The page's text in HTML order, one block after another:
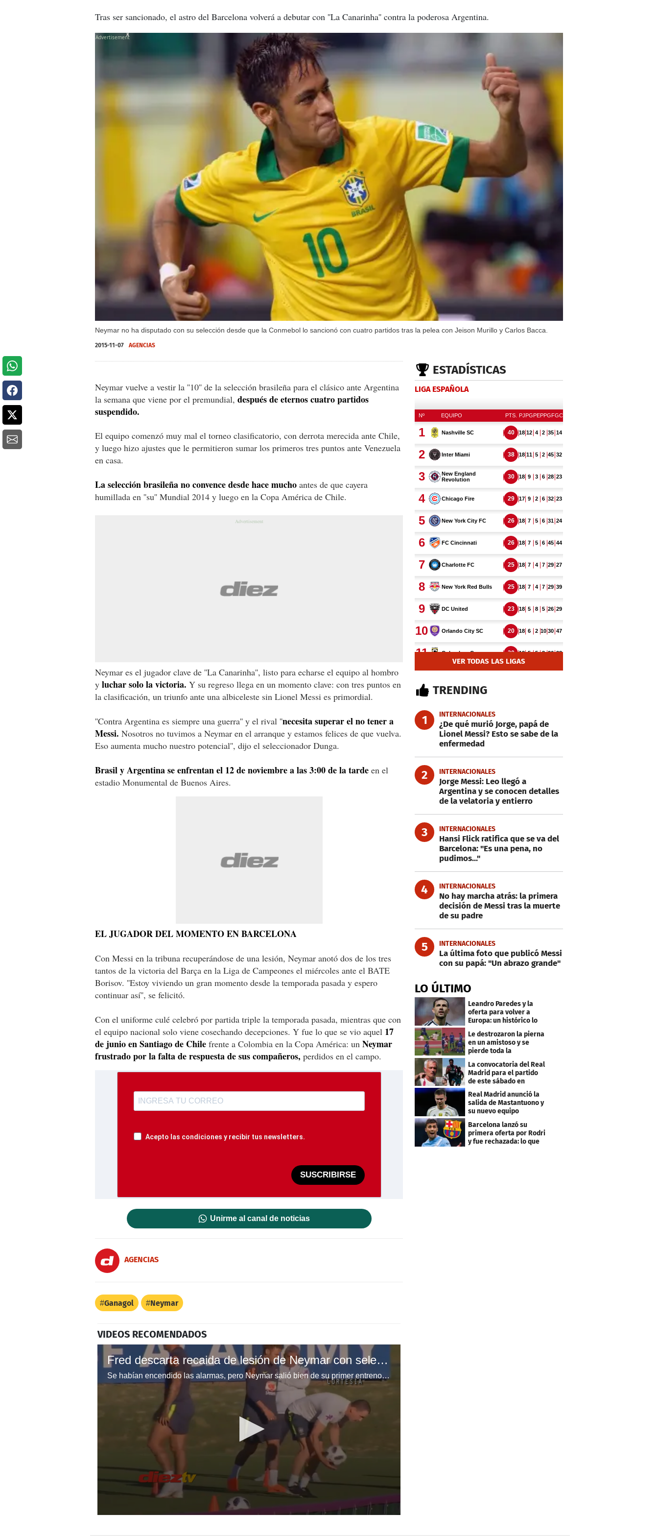
Tras ser sancionado, el astro del Barcelona volverá a debutar con ''La Canarinha'' contra la poderosa Argentina.
Neymar no ha disputado con su selección desde que la Conmebol lo sancionó con cuatro partidos tras la pelea con Jeison Murillo y Carlos Bacca.
X
2015-11-07 AGENCIAS
Neymar vuelve a vestir la ''10'' de la selección brasileña para el clásico ante Argentina
la semana que viene por el premundial, después de eternos cuatro partidos
suspendido.
El equipo comenzó muy mal el torneo clasificatorio, con derrota merecida ante Chile,
y luego hizo ajustes que le permitieron sumar los primeros tres puntos ante Venezuela
en casa.
La selección brasileña no convence desde hace mucho antes de que cayera
humillada en ''su'' Mundial 2014 y luego en la Copa América de Chile.
Neymar es el jugador clave de ''La Canarinha'', listo para echarse el equipo al hombro
y luchar solo la victoria. Y su regreso llega en un momento clave: con tres puntos en
la clasificación, un triunfo ante una albiceleste sin Lionel Messi es primordial.
''Contra Argentina es siempre una guerra'' y el rival ''necesita superar el no tener a
Messi. Nosotros no tuvimos a Neymar en el arranque y estamos felices de que vuelva.
Eso aumenta mucho nuestro potencial'', dijo el seleccionador Dunga.
Brasil y Argentina se enfrentan el 12 de noviembre a las 3:00 de la tarde en el
estadio Monumental de Buenos Aires.
EL JUGADOR DEL MOMENTO EN BARCELONA
Con Messi en la tribuna recuperándose de una lesión, Neymar anotó dos de los tres
tantos de la victoria del Barça en la Liga de Campeones el miércoles ante el BATE
Borisov. ''Estoy viviendo un gran momento desde la temporada pasada y espero
continuar así'', se felicitó.
Con el uniforme culé celebró por partida triple la temporada pasada, mientras que con
el equipo nacional solo viene cosechando decepciones. Y fue lo que se vio aquel 17
de junio en Santiago de Chile frente a Colombia en la Copa América: un Neymar
frustrado por la falta de respuesta de sus compañeros, perdidos en el campo.
Acepto las condiciones y recibir tus newsletters.
SUSCRIBIRSE
Unirme al canal de noticias
AGENCIAS
Ganagol Neymar
VIDEOS RECOMENDADOS
Fred descarta recaida de lesión de Neymar con selección de Brasil
Se habían encendido las alarmas, pero Neymar salió bien de su primer entreno con la selección de Brasil.
ESTADÍSTICAS
LIGA ESPAÑOLA
VER TODAS LAS LIGAS
TRENDING
1 INTERNACIONALES
¿De qué murió Jorge, papá de
Lionel Messi? Esto se sabe de la
enfermedad
2 INTERNACIONALES
Jorge Messi: Leo llegó a
Argentina y se conocen detalles
de la velatoria y entierro
3 INTERNACIONALES
Hansi Flick ratifica que se va del
Barcelona: "Es una pena, no
pudimos..."
4 INTERNACIONALES
No hay marcha atrás: la primera
decisión de Messi tras la muerte
de su padre
5 INTERNACIONALES
La última foto que publicó Messi
con su papá: "Un abrazo grande"
LO ÚLTIMO
Leandro Paredes y la
oferta para volver a
Europa: un histórico lo
Le destrozaron la pierna
en un amistoso y se
pierde toda la
temporada en LaLiga
La convocatoria del Real
Madrid para el partido
de este sábado en
Budapest
Real Madrid anunció la
salida de Mastantuono y
su nuevo equipo
Barcelona lanzó su
primera oferta por Rodri
y fue rechazada: lo que